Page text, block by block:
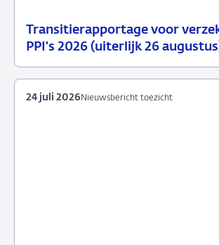
Transitierapportage voor
PPI's 2026 (uiterlijk 26
29
Nieuwsbericht
Nieuwsbericht toezicht
24 juli 2026